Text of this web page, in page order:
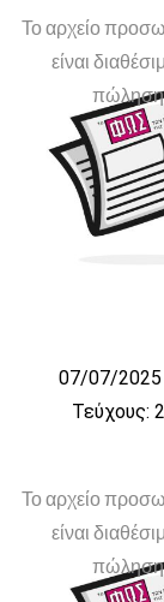
Το αρχείο
είναι
πώληση
07/07/2025
Τεύχους:
Το αρχείο
είναι
πώληση